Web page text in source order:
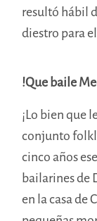
resultó hábil
diestro para
!Que baile
¡Lo bien que
conjunto
cinco años
bailarines de
en la casa de